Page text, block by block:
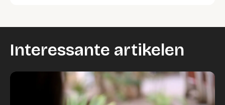
Interessante artikelen